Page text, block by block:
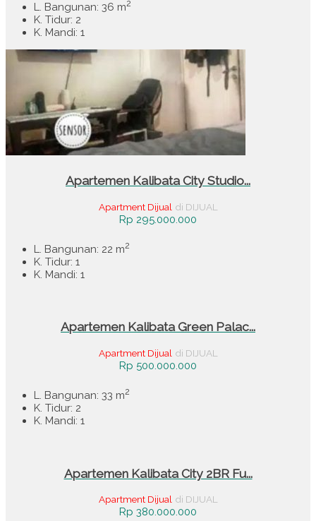
L. Bangunan: 36 m2
K. Tidur: 2
K. Mandi: 1
Apartemen Kalibata City Studio...
Apartment Dijual di DIJUAL
Rp 295.000.000
L. Bangunan: 22 m2
K. Tidur: 1
K. Mandi: 1
Apartemen Kalibata Green Palac...
Apartment Dijual di DIJUAL
Rp 500.000.000
L. Bangunan: 33 m2
K. Tidur: 2
K. Mandi: 1
Apartemen Kalibata City 2BR Fu...
Apartment Dijual di DIJUAL
Rp 380.000.000